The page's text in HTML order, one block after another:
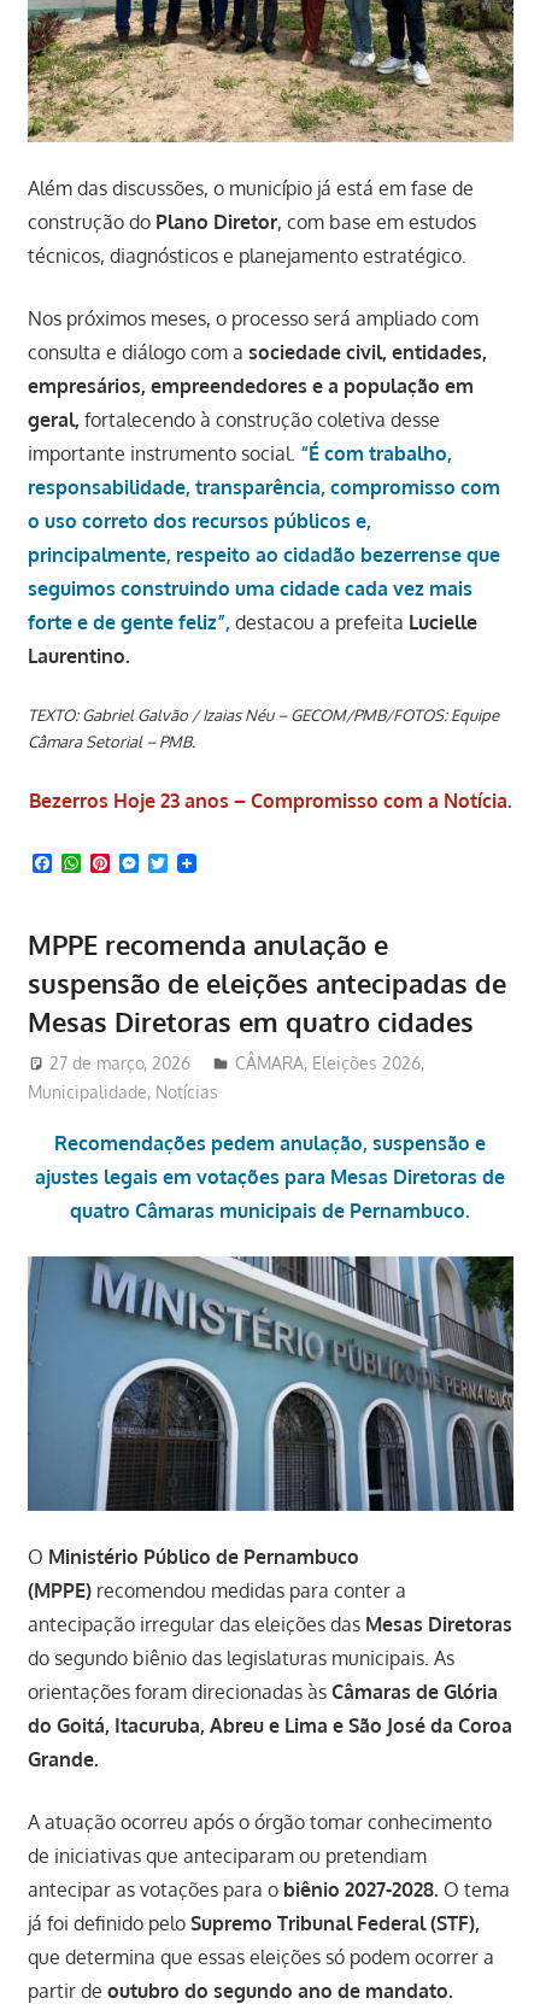
Além das discussões, o município já está em fase de
construção do Plano Diretor, com base em estudos
técnicos, diagnósticos e planejamento estratégico.
Nos próximos meses, o processo será ampliado com
consulta e diálogo com a sociedade civil, entidades,
empresários, empreendedores e a população em
geral, fortalecendo à construção coletiva desse
importante instrumento social. “É com trabalho,
responsabilidade, transparência, compromisso com
o uso correto dos recursos públicos e,
principalmente, respeito ao cidadão bezerrense que
seguimos construindo uma cidade cada vez mais
forte e de gente feliz”, destacou a prefeita Lucielle
Laurentino.
TEXTO: Gabriel Galvão / Izaias Néu – GECOM/PMB/FOTOS: Equipe
Câmara Setorial – PMB.
Bezerros Hoje 23 anos – Compromisso com a Notícia.
Facebook
WhatsApp
Pinterest
Messenger
Twitter
MPPE recomenda anulação e
suspensão de eleições antecipadas de
Mesas Diretoras em quatro cidades
27 de março, 2026 Redator
CÂMARA, Eleições 2026,
Municipalidade, Notícias
Recomendações pedem anulação, suspensão e
ajustes legais em votações para Mesas Diretoras de
quatro Câmaras municipais de Pernambuco.
O Ministério Público de Pernambuco
(MPPE)recomendou medidas para conter a
antecipação irregular das eleições das Mesas Diretoras
do segundo biênio das legislaturas municipais. As
orientações foram direcionadas às Câmaras de Glória
do Goitá, Itacuruba, Abreu e Lima e São José da Coroa
Grande.
A atuação ocorreu após o órgão tomar conhecimento
de iniciativas que anteciparam ou pretendiam
antecipar as votações para o biênio 2027-2028. O tema
já foi definido peloSupremo Tribunal Federal (STF),
que determina que essas eleições só podem ocorrer a
partir de outubro do segundo ano de mandato.